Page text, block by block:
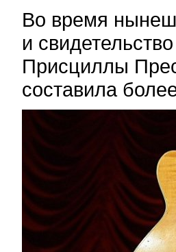
Во время
и
Присциллы
составила